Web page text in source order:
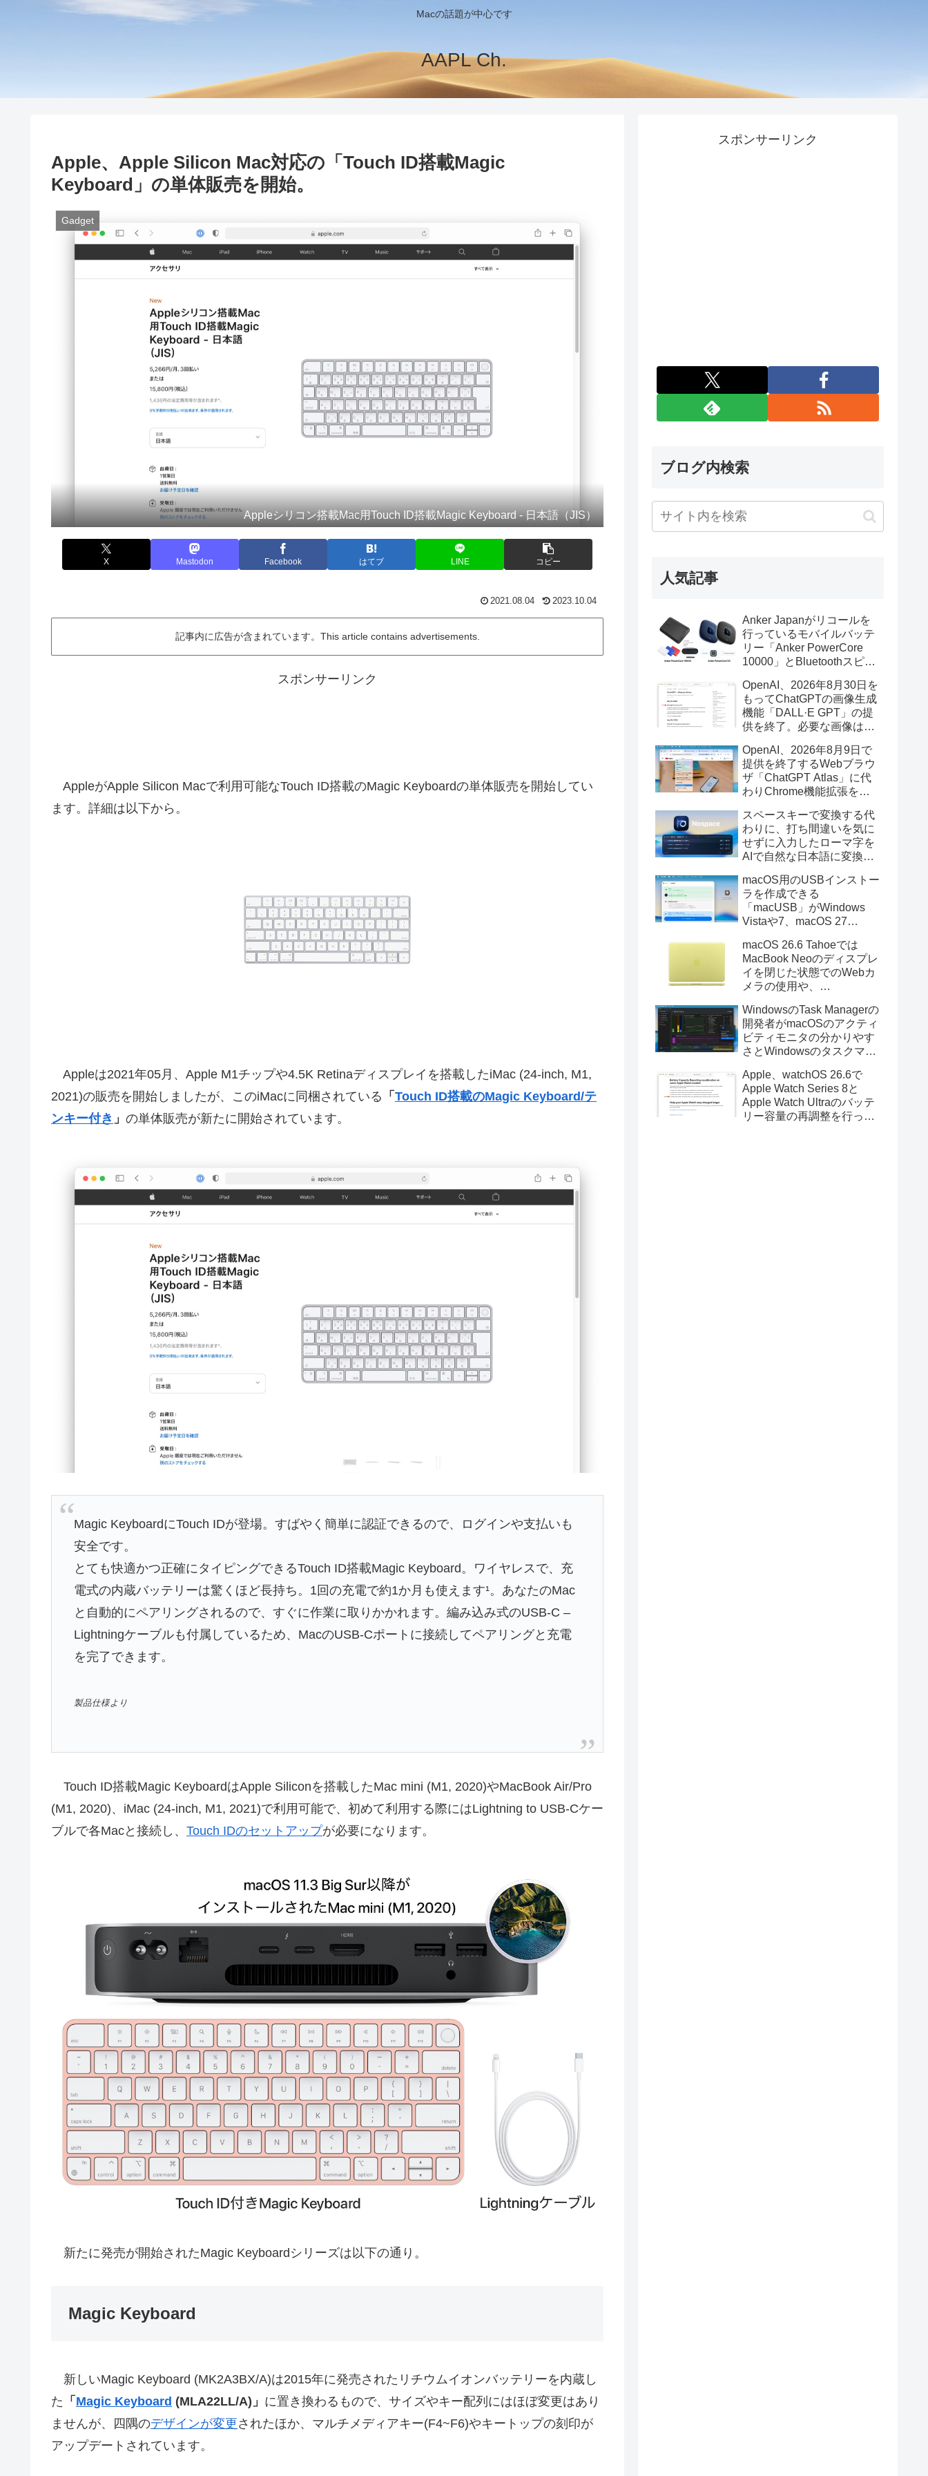
Macの話題が中心です
AAPL Ch.
Apple、Apple Silicon Mac対応の「Touch ID搭載Magic
Keyboard」の単体販売を開始。
Gadget
Appleシリコン搭載Mac用Touch ID搭載Magic Keyboard - 日本語（JIS）
X Mastodon Facebook はてブ LINE コピー
2021.08.04 2023.10.04
記事内に広告が含まれています。This article contains advertisements.
スポンサーリンク
AppleがApple Silicon Macで利用可能なTouch ID搭載のMagic Keyboardの単体販売を開始してい
ます。詳細は以下から。
Appleは2021年05月、Apple M1チップや4.5K Retinaディスプレイを搭載したiMac (24-inch, M1,
2021)の販売を開始しましたが、このiMacに同梱されている 「 Touch ID搭載のMagic Keyboard/テ
ンキー付き 」 の単体販売が新たに開始されています。
Magic KeyboardにTouch IDが登場。すばやく簡単に認証できるので、ログインや支払いも
安全です。
とても快適かつ正確にタイピングできるTouch ID搭載Magic Keyboard。ワイヤレスで、充
電式の内蔵バッテリーは驚くほど長持ち。1回の充電で約1か月も使えます¹。あなたのMac
と自動的にペアリングされるので、すぐに作業に取りかかれます。編み込み式のUSB-C –
Lightningケーブルも付属しているため、MacのUSB-Cポートに接続してペアリングと充電
を完了できます。
製品仕様より
Touch ID搭載Magic KeyboardはApple Siliconを搭載したMac mini (M1, 2020)やMacBook Air/Pro
(M1, 2020)、iMac (24-inch, M1, 2021)で利用可能で、初めて利用する際にはLightning to USB-Cケー
ブルで各Macと接続し、 Touch IDのセットアップが必要になります。
新たに発売が開始されたMagic Keyboardシリーズは以下の通り。
Magic Keyboard
新しいMagic Keyboard (MK2A3BX/A)は2015年に発売されたリチウムイオンバッテリーを内蔵し
た 「 Magic Keyboard (MLA22LL/A)」 に置き換わるもので、サイズやキー配列にはほぼ変更はあり
ませんが、四隅のデザインが変更されたほか、マルチメディアキー(F4~F6)やキートップの刻印が
アップデートされています。
スポンサーリンク
ブログ内検索
人気記事
Anker Japanがリコールを
行っているモバイルバッテ
リー「Anker PowerCore
10000」とBluetoothスピー
辺を焼損する火災が6月に3
件発生していたそうなので
注意を。
OpenAI、2026年8月30日を
もってChatGPTの画像生成
機能「DALL·E GPT」の提
供を終了。必要な画像は期
OpenAI、2026年8月9日で
提供を終了するWebブラウ
ザ「ChatGPT Atlas」に代
わりChrome機能拡張をア
画の質問やAsk ChatGPT機
能を追加。
スペースキーで変換する代
わりに、打ち間違いを気に
せずに入力したローマ字を
AIで自然な日本語に変換し
力アプリ「Nospace」がリ
リース。
macOS用のUSBインストー
ラを作成できる
「macUSB」がWindows
Vistaや7、macOS 27
トーラの作成に対応。
macOS 26.6 Tahoeでは
MacBook Neoのディスプレ
イを閉じた状態でのWebカ
メラの使用や、
利用しMacBook Neoを復元
する際の安定性が向上。
WindowsのTask Managerの
開発者がmacOSのアクティ
ビティモニタの分かりやす
さとWindowsのタスクマネ
Mac用システムモニタアプ
リ「Task Manager TMOG」
のBeta版を公開。
Apple、watchOS 26.6で
Apple Watch Series 8と
Apple Watch Ultraのバッテ
リー容量の再調整を行った